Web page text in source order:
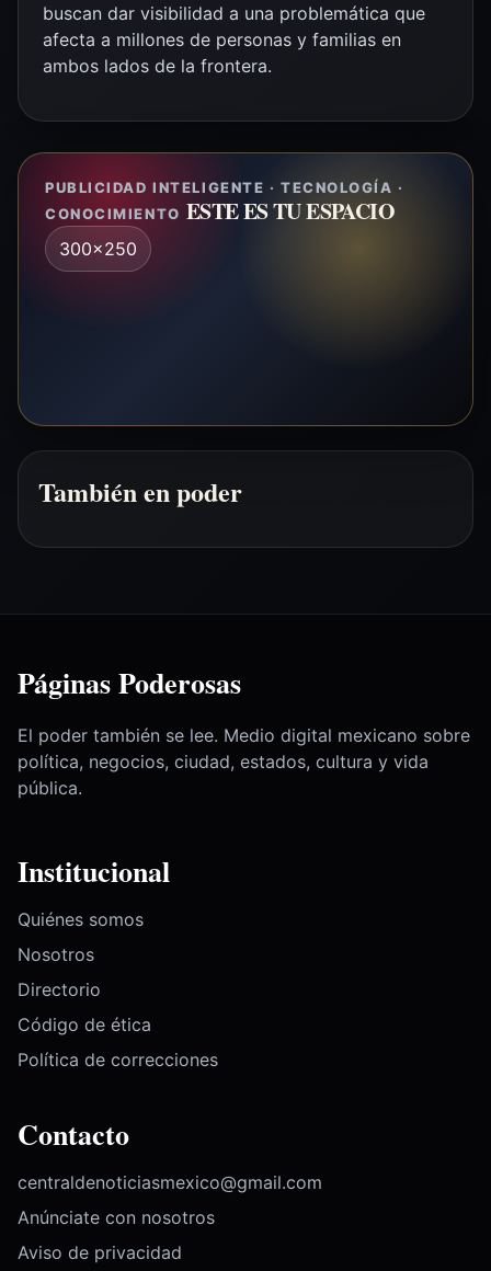
buscan dar visibilidad a una problemática que
afecta a millones de personas y familias en
ambos lados de la frontera.
PUBLICIDAD INTELIGENTE · TECNOLOGÍA ·
CONOCIMIENTO ESTE ES TU ESPACIO
300x250
También en poder
Páginas Poderosas
El poder también se lee. Medio digital mexicano sobre
política, negocios, ciudad, estados, cultura y vida
pública.
Institucional
Quiénes somos
Nosotros
Directorio
Código de ética
Política de correcciones
Contacto
centraldenoticiasmexico@gmail.com
Anúnciate con nosotros
Aviso de privacidad